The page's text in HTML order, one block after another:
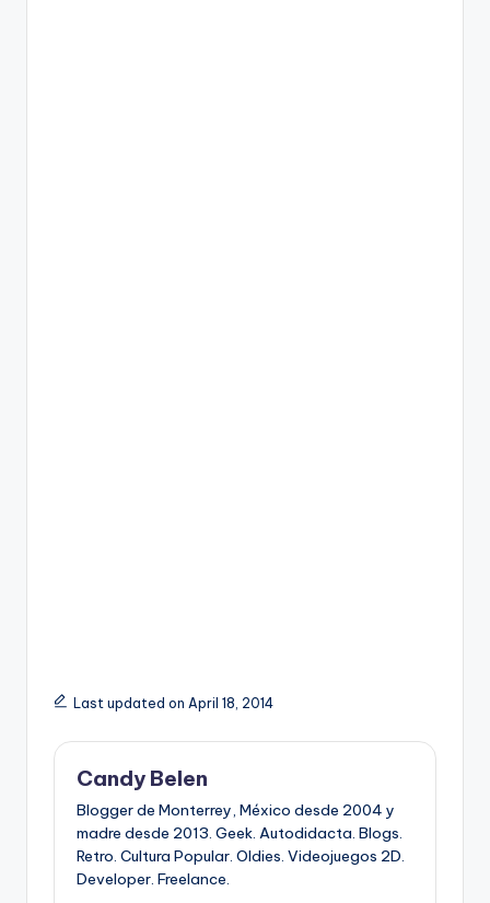
Last updated on April 18, 2014
Candy Belen
Blogger de Monterrey, México desde 2004 y
madre desde 2013. Geek. Autodidacta. Blogs.
Retro. Cultura Popular. Oldies. Videojuegos 2D.
Developer. Freelance.